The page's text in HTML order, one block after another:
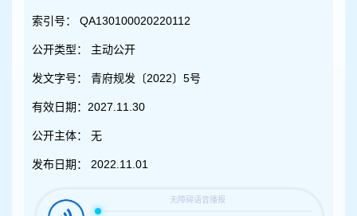
索引号： QA130100020220112
公开类型： 主动公开
发文字号： 青府规发〔2022〕5号
有效日期： 2027.11.30
公开主体： 无
发布日期： 2022.11.01